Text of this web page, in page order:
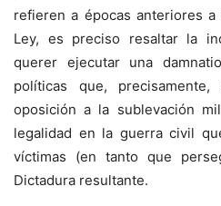
refieren a épocas anteriores
Ley, es preciso resaltar la
querer ejecutar una
políticas que,
oposición a la sublevación
legalidad en la guerra civil
víctimas (en tanto que
Dictadura resultante.